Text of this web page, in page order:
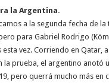
la Argentina.
a la segunda fecha de
para Gabriel Rodrigo
esta vez. Corriendo en Qatar,
la prueba, el argentino anotó
pero querrá mucho más en